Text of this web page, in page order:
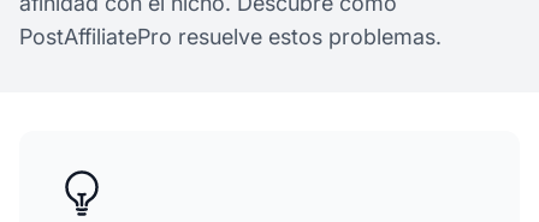
PostAffiliatePro resuelve estos problemas.